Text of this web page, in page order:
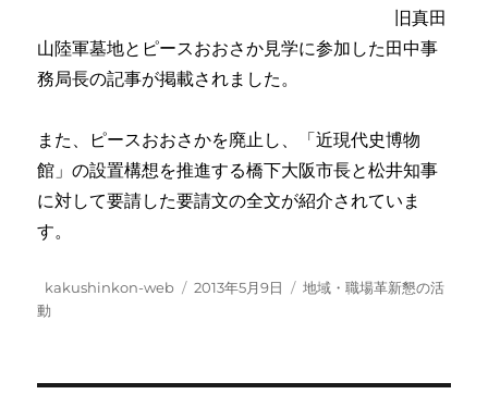
旧真田
山陸軍墓地とピースおおさか見学に参加した田中事
務局長の記事が掲載されました。
また、ピースおおさかを廃止し、「近現代史博物
館」の設置構想を推進する橋下大阪市長と松井知事
に対して要請した要請文の全文が紹介されていま
す。
投
稿
kakushinkon-web
投
2013年5月9日
カ
地域・職場革新懇の活
動